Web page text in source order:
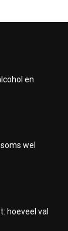
en
wel
hoeveel val